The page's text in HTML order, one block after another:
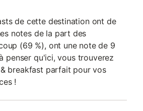
de cette destination ont de
notes de la part des
(69 %), ont une note de 9
penser qu'ici, vous trouverez
breakfast parfait pour vos
!